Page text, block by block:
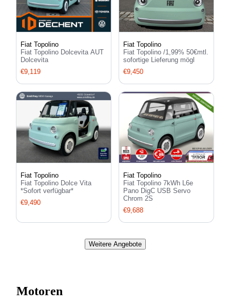
Fiat Topolino
Fiat Topolino Dolcevita AUT
Dolcevita
€9,119
Fiat Topolino
Fiat Topolino /1,99% 50€mtl.
sofortige Lieferung mögl
€9,450
Fiat Topolino
Fiat Topolino Dolce Vita
*Sofort verfügbar*
€9,490
Fiat Topolino
Fiat Topolino 7kWh L6e
Pano DigC USB Servo
Chrom 2S
€9,688
Weitere Angebote
Motoren